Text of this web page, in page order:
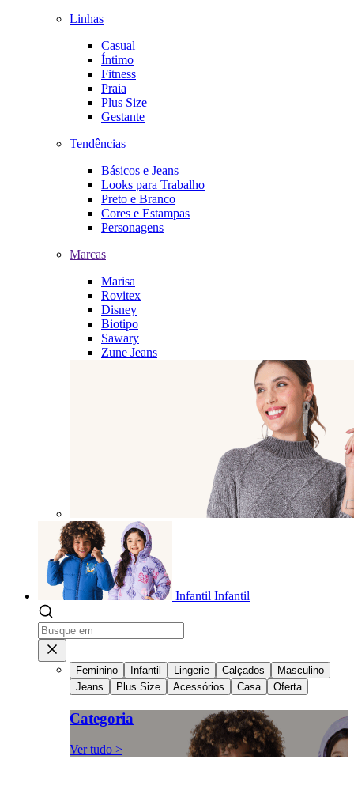
Linhas
Casual
Íntimo
Fitness
Praia
Plus Size
Gestante
Tendências
Básicos e Jeans
Looks para Trabalho
Preto e Branco
Cores e Estampas
Personagens
Marcas
Marisa
Rovitex
Disney
Biotipo
Sawary
Zune Jeans
Infantil Infantil
Feminino Infantil Lingerie Calçados
Masculino
Jeans
Plus Size Acessórios Casa Oferta
Categoria
Ver tudo >